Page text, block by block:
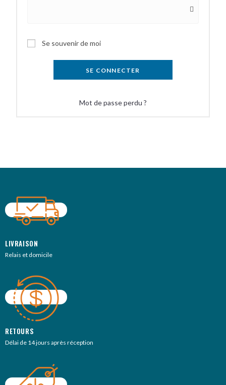
Se souvenir de moi
SE CONNECTER
Mot de passe perdu ?
LIVRAISON
Relais et domicile
RETOURS
Délai de 14 jours après réception